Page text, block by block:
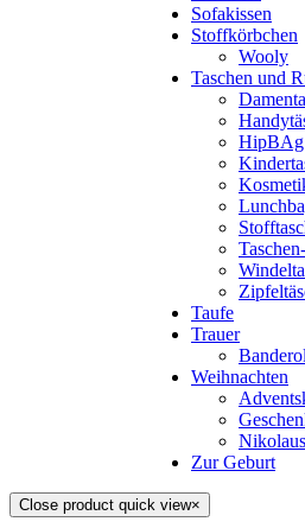
Sofakissen
Stoffkörbchen
Wooly
Taschen und
HipBAg
Taufe
Trauer
Weihnachten
Zur Geburt
Close product quick view×